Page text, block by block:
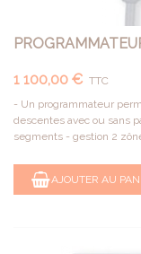
1 100,00 € TTC
- Un programmateur
descentes avec ou sans
segments - gestion 2
AJOUTER AU